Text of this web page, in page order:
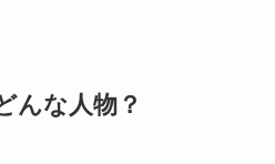
んな人物？